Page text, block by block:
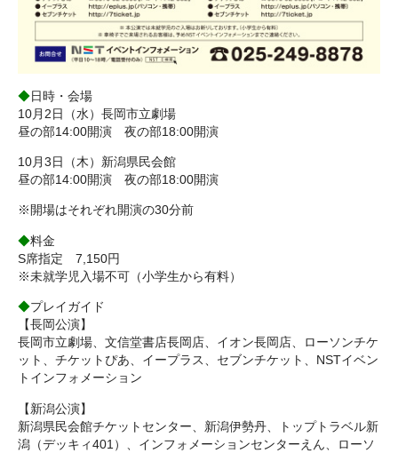
◆日時・会場
10月2日（水）長岡市立劇場
昼の部14:00開演 夜の部18:00開演
10月3日（木）新潟県民会館
昼の部14:00開演 夜の部18:00開演
※開場はそれぞれ開演の30分前
◆料金
S席指定 7,150円
※未就学児入場不可（小学生から有料）
◆プレイガイド
【長岡公演】
長岡市立劇場、文信堂書店長岡店、イオン長岡店、ローソンチケ
ット、チケットぴあ、イープラス、セブンチケット、NSTイベン
トインフォメーション
【新潟公演】
新潟県民会館チケットセンター、新潟伊勢丹、トップトラベル新
潟（デッキィ401）、インフォメーションセンターえん、ローソ